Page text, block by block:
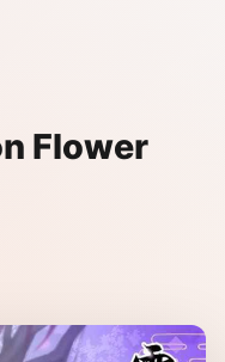
Flower